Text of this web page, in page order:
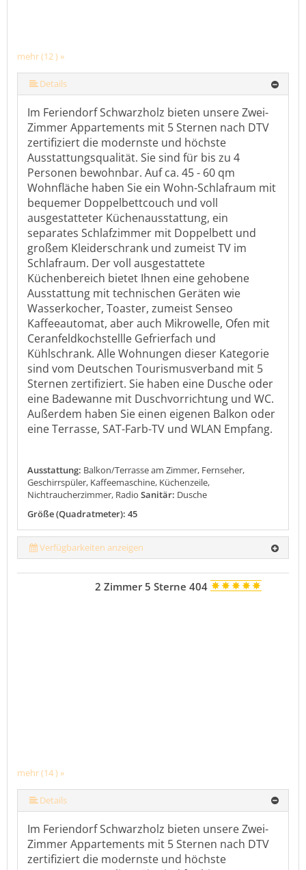
mehr (12 ) »
mehr (12 ) »
mehr (12 ) »
mehr (12 ) »
mehr (12 ) »
mehr (12 ) »
mehr (12 ) »
mehr (12 ) »
mehr (12 ) »
Details
Im Feriendorf Schwarzholz bieten unsere Zwei-
Zimmer Appartements mit 5 Sternen nach DTV
zertifiziert die modernste und höchste
Ausstattungsqualität. Sie sind für bis zu 4
Personen bewohnbar. Auf ca. 45 - 60 qm
Wohnfläche haben Sie ein Wohn-Schlafraum mit
bequemer Doppelbettcouch und voll
ausgestatteter Küchenausstattung, ein
separates Schlafzimmer mit Doppelbett und
großem Kleiderschrank und zumeist TV im
Schlafraum. Der voll ausgestattete
Küchenbereich bietet Ihnen eine gehobene
Ausstattung mit technischen Geräten wie
Wasserkocher, Toaster, zumeist Senseo
Kaffeeautomat, aber auch Mikrowelle, Ofen mit
Ceranfeldkochstellle Gefrierfach und
Kühlschrank. Alle Wohnungen dieser Kategorie
sind vom Deutschen Tourismusverband mit 5
Sternen zertifiziert. Sie haben eine Dusche oder
eine Badewanne mit Duschvorrichtung und WC.
Außerdem haben Sie einen eigenen Balkon oder
eine Terrasse, SAT-Farb-TV und WLAN Empfang.
Ausstattung: Balkon/Terrasse am Zimmer, Fernseher,
Geschirrspüler, Kaffeemaschine, Küchenzeile,
Nichtraucherzimmer, Radio Sanitär: Dusche
Größe (Quadratmeter): 45
Verfügbarkeiten anzeigen
mehr (14 ) »
mehr (14 ) »
mehr (14 ) »
mehr (14 ) »
mehr (14 ) »
mehr (14 ) »
mehr (14 ) »
mehr (14 ) »
mehr (14 ) »
mehr (14 ) »
mehr (14 ) »
2 Zimmer 5 Sterne 404
Details
Im Feriendorf Schwarzholz bieten unsere Zwei-
Zimmer Appartements mit 5 Sternen nach DTV
zertifiziert die modernste und höchste